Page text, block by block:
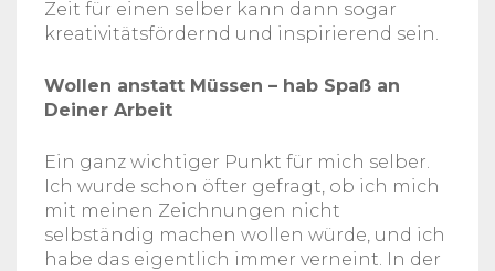
Zeit für einen selber kann dann sogar
kreativitätsfördernd und inspirierend sein.
Wollen anstatt Müssen – hab Spaß an
Deiner Arbeit
Ein ganz wichtiger Punkt für mich selber.
Ich wurde schon öfter gefragt, ob ich mich
mit meinen Zeichnungen nicht
selbständig machen wollen würde, und ich
habe das eigentlich immer verneint. In der